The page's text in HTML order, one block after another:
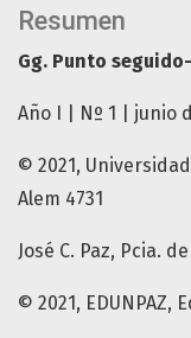
Resumen
Gg. Punto
Año I | Nº 1 | junio
© 2021,
Alem 4731
José C. Paz, Pcia.
© 2021, EDUNPAZ,